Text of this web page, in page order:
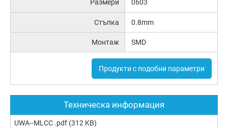
Размери 0603
Стъпка 0.8mm
Монтаж SMD
Продукти с подобни параметри
Техническа информация
UWA--MLCC .pdf (312 KB)